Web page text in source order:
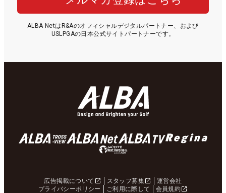
ALBA NetはR&Aのオフィシャルデジタルパートナー、および
USLPGAの日本公式サイトパートナーです。
広告掲載について スタッフ募集
運営会社
プライバシーポリシー
ご利用に際して
会員規約